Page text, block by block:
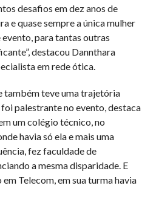
desafios em dez anos de
e quase sempre a única mulher
evento, para tantas outras
destacou Dannthara
em rede ótica.
também teve uma trajetória
palestrante no evento, destaca
um colégio técnico, no
havia só ela e mais uma
fez faculdade de
a mesma disparidade. E
Telecom, em sua turma havia